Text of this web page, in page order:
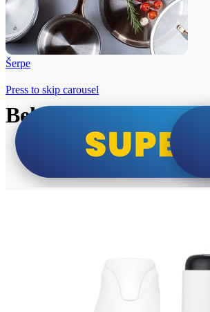
Šerpe
Beko i Tesla super cene
Press to skip carousel